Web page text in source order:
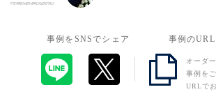
事例をSNSでシェア 事例の
オーダ
事例を
URLで